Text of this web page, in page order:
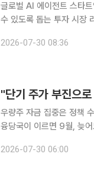
글로벌 AI 에이전트 스타
수 있도록 돕는 투자 시장
시각각 변하는 시장 이슈가
2026-07-30 08:36
우량주 자금 집중은 정책
융당국이 이르면 9월, 늦
IBK투자증권을 시작으로
2026-07-30 06:00